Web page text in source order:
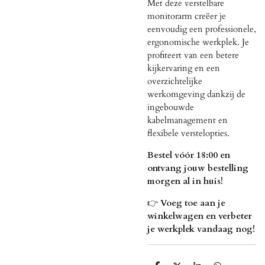
Met deze verstelbare
monitorarm creëer je
eenvoudig een professionele,
ergonomische werkplek. Je
profiteert van een betere
kijkervaring en een
overzichtelijke
werkomgeving dankzij de
ingebouwde
kabelmanagement en
flexibele verstelopties.
Bestel vóór 18:00 en
ontvang jouw bestelling
morgen al in huis!
👉 Voeg toe aan je
winkelwagen en verbeter
je werkplek vandaag nog!